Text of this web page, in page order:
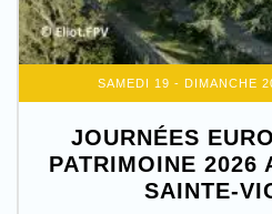
SAMEDI 19 - DIMANCHE
JOURNÉES
PATRIMOINE 2026
SAINTE-